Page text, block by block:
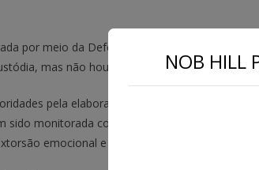
por meio da Defensoria Pública do Estado de
mas não houve manifestação até a última
pela elaboração da falsa narrativa e
sido monitorada com maior rigor pelas forças de
emocional e crimes simulados.
NOB HILL